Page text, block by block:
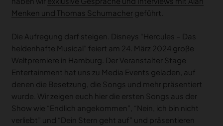
Menken und Thomas Schumachergeführt.
Die Aufregung darf steigen. Disneys “Hercules – Das
heldenhafte Musical” feiert am 24. März 2024 große
Weltpremiere in Hamburg. Der Veranstalter Stage
Entertainment hat uns zu Media Events geladen, auf
denen die Besetzung, die Songs und mehr präsentiert
wurde. Wir zeigen euch hier die ersten Songs aus der
Show wie “Endlich angekommen”, “Nein, ich bin nicht
verliebt” und “Dein Stern geht auf” und präsentieren